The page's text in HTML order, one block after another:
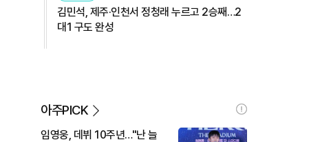
김민석, 제주·인천서 정청래 누르고 2승째…2
대1 구도 완성
아주PICK
임영웅, 데뷔 10주년…"난 늘